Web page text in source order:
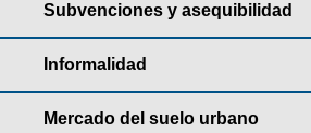
Subvenciones y asequibilidad
Informalidad
Mercado del suelo urbano